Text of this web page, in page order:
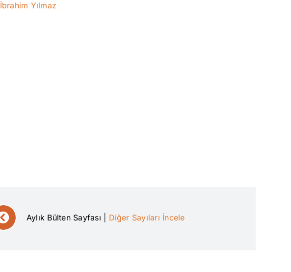
İbrahim Yılmaz
Aylık Bülten Sayfası Diğer Sayıları İncele